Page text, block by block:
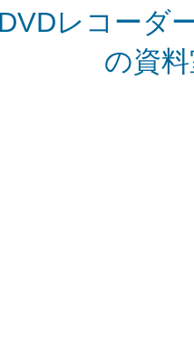
DVDレコーダ
の資